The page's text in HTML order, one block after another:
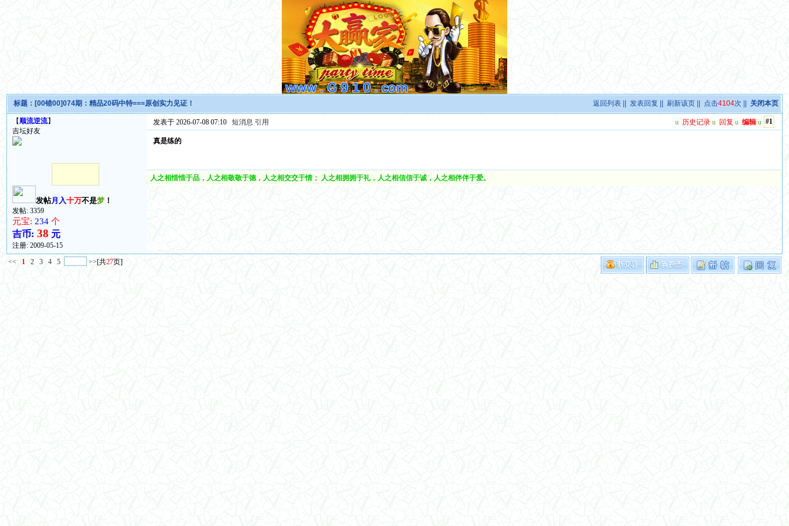
返回列表 ||发表回复 ||刷新该页 || 点击4104次 || 关闭本页
标题： [00错00]074期：精品20码中特===原创实力见证！
【顺流逆流】
吉坛好友
发帖月入十万不是梦 ！
发帖: 3359
元宝: 234个
吉币: 38 元
注册:2009-05-15
#1
u 历史记录 u 回复 u 编辑 u
发表于 2026-07-08 07:10短消息 引用
真是练的
人之相惜惜于品，人之相敬敬于德，人之相交交于情； 人之相拥拥于礼，人之相信信于诚，人之相伴伴于爱。
<< 1 2 3 4 5 >>[共27页]